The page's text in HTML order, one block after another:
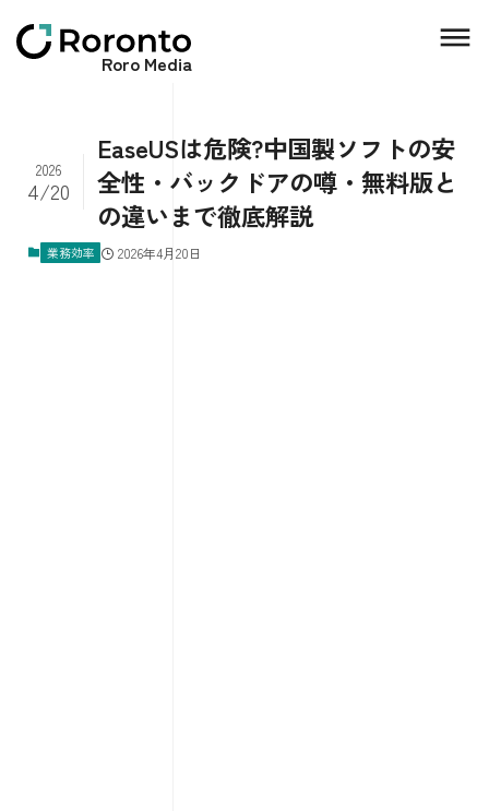
Roro Media
EaseUSは危険?中国製ソフトの安
全性・バックドアの噂・無料版と
の違いまで徹底解説
2026
4/20
業務効率 2026年4月20日